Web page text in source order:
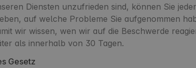
Diensten unzufrieden sind, können Sie
auf welche Probleme Sie aufgenommen
wir wissen, wen wir auf die Beschwerde
als innerhalb von 30 Tagen.
Gesetz